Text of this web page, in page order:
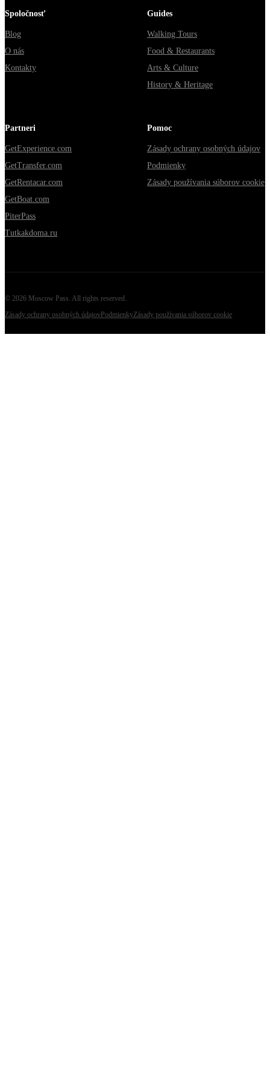
Spoločnosť
Blog
O nás
Kontakty
Guides
Walking Tours
Food & Restaurants
Arts & Culture
History & Heritage
Partneri
GetExperience.com
GetTransfer.com
GetRentacar.com
GetBoat.com
PiterPass
Tutkakdoma.ru
Pomoc
Zásady ochrany osobných údajov
Podmienky
Zásady používania súborov cookie
© 2026 Moscow Pass. All rights reserved.
Zásady ochrany osobných údajovPodmienkyZásady používania súborov cookie